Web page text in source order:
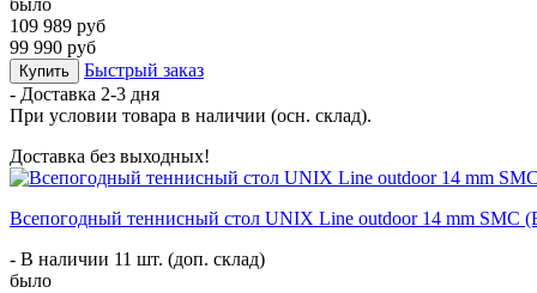
109 989 руб
99 990 руб
Купить
Быстрый заказ
- Доставка 2-3 дня
При условии товара в наличии (осн. склад).
Доставка без выходных!
Всепогодный теннисный стол UNIX Line outdoor 14 mm SMC
- В наличии 11 шт. (доп. склад)
было